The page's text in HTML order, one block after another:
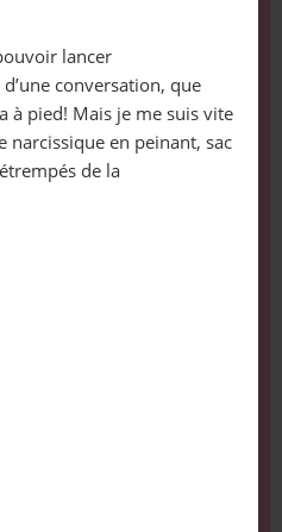
lancer
conversation, que
à pied! Mais je me suis vite
narcissique en peinant, sac
de la